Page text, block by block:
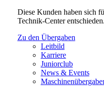
Diese Kunden haben sich
Technik-Center entschieden.
Zu den Übergaben
Leitbild
Karriere
Juniorclub
News & Events